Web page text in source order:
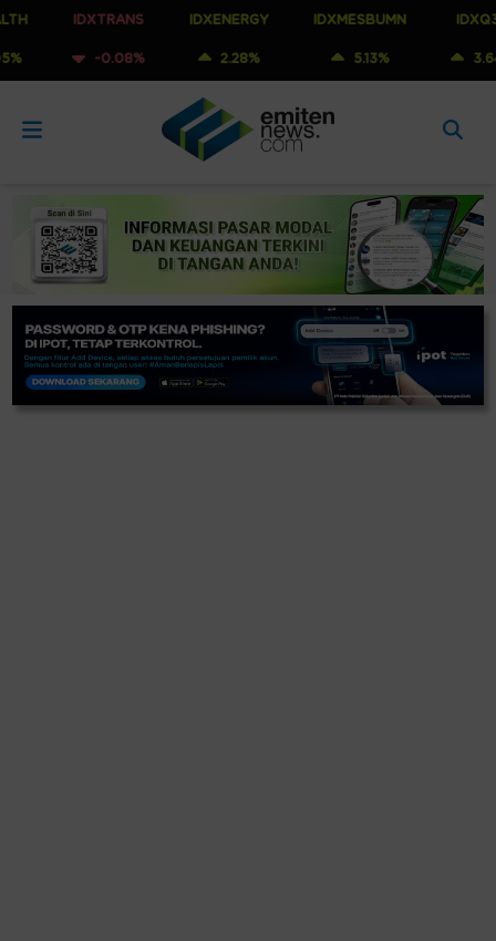
IDXTRANS
-0.08%
IDXENERGY
2.28%
IDXMESBUMN
5.13% 3.64%